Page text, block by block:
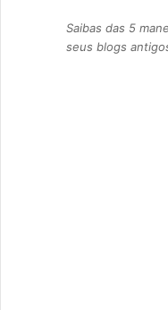
Saibas das 5
seus blogs